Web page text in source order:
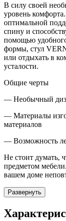
В силу своей
уровень
оптимальной
спину и
помощью
формы, стул
или отдыхать в
усталости.
Общие черты
— Необычный
— Материалы
материалов
— Возможность
Не стоит думать,
предметом
вашем доме
Развернуть